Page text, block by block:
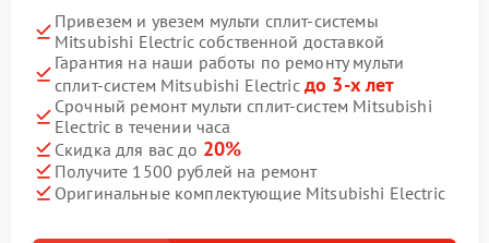
Привезем и увезем мульти сплит-системы
Mitsubishi Electric собственной доставкой
Гарантия на наши работы по ремонту мульти
сплит-систем Mitsubishi Electric до 3-х лет
Срочный ремонт мульти сплит-систем Mitsubishi
Electric в течении часа
Скидка для вас до 20%
Получите 1500 рублей на ремонт
Оригинальные комплектующие Mitsubishi Electric